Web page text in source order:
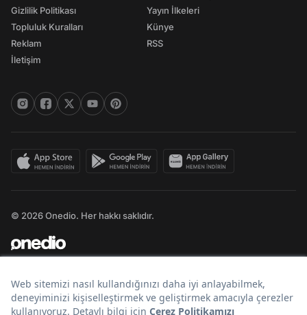
Gizlilik Politikası
Topluluk Kuralları
Reklam
İletişim
Yayın İlkeleri
Künye
RSS
© 2026 Onedio. Her hakkı saklıdır.
Bir markasıdır.